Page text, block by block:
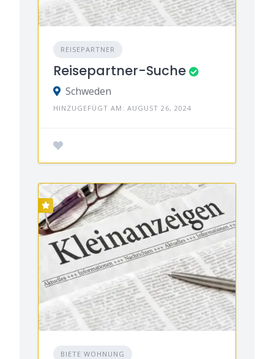
REISEPARTNER
Reisepartner-Suche
Schweden
HINZUGEFÜGT AM: AUGUST 26, 2024
BIETE WOHNUNG